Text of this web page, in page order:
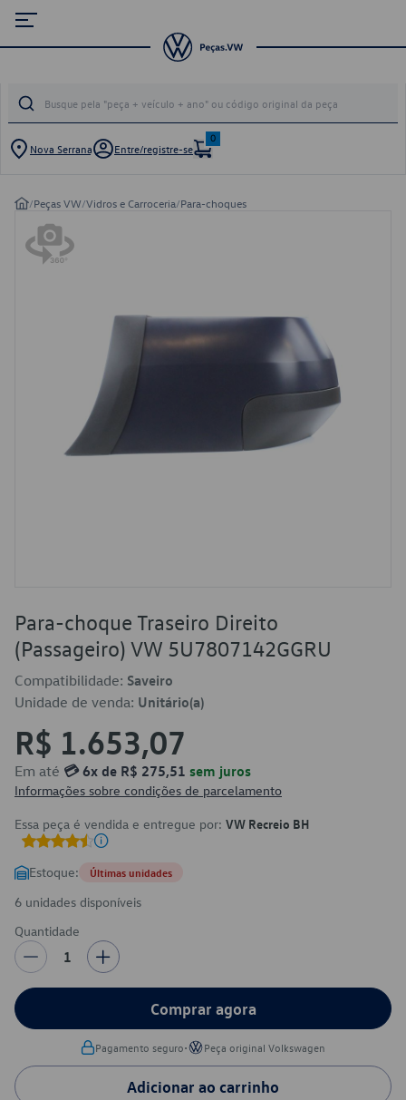
Nova Serrana Entre/registre-se
0
/Peças VW/Vidros e Carroceria/Para-choques
Para-choque Traseiro Direito
(Passageiro) VW 5U7807142GGRU
Compatibilidade: Saveiro
Unidade de venda: Unitário(a)
R$ 1.653,07
Em até 💳 6x de R$ 275,51 sem juros
Informações sobre condições de parcelamento
Essa peça é vendida e entregue por: VW Recreio BH
Estoque: Últimas unidades
6 unidades disponíveis
Quantidade
1
Comprar agora
Pagamento seguro• Peça original Volkswagen
Adicionar ao carrinho